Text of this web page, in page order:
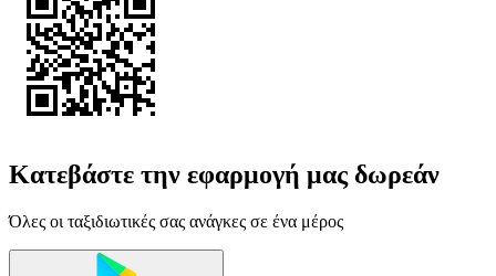
Κατεβάστε την εφαρμογή μας δωρεάν
Όλες οι ταξιδιωτικές σας ανάγκες σε ένα μέρος